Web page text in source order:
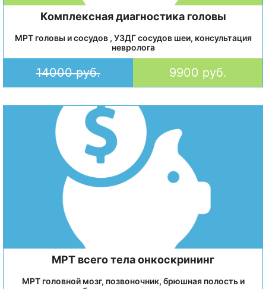
Комплексная диагностика головы
МРТ головы и сосудов , УЗДГ сосудов шеи, консультация
невролога
14000 руб. 9900 руб.
МРТ всего тела онкоскрининг
МРТ головной мозг, позвоночник, брюшная полость и